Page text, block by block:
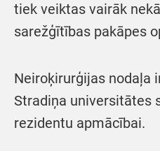
tiek veiktas vairāk
sarežģītības pakāpes
Neiroķirurģijas nodaļa
Stradiņa universitātes
rezidentu apmācībai.